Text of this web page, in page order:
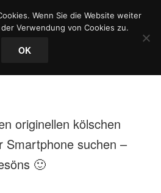
Menü
originellen kölschen
Smartphone suchen –
🙂
Wenn Sie die Website weiter
Verwendung von Cookies zu.
OK